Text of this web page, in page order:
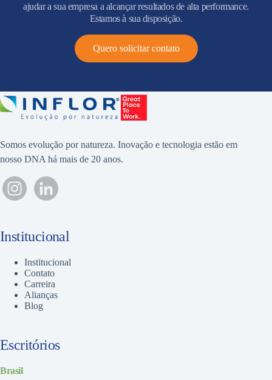
ajudar a sua empresa a alcançar resultados de alta performance.
Estamos à sua disposição.
Quero solicitar contato
Somos evolução por natureza. Inovação e tecnologia estão em
nosso DNA há mais de 20 anos.
Institucional
Institucional
Contato
Carreira
Alianças
Blog
Escritórios
Brasil